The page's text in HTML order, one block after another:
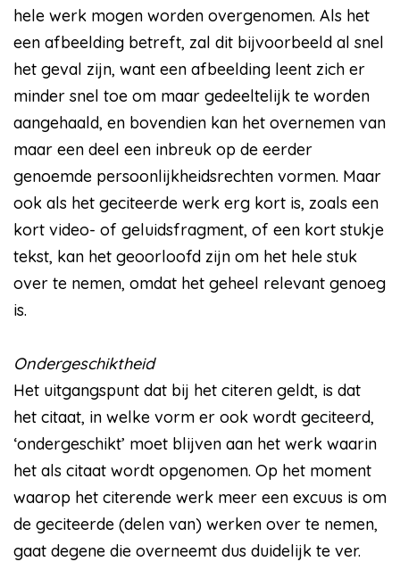
hele werk mogen worden overgenomen. Als het
een afbeelding betreft, zal dit bijvoorbeeld al snel
het geval zijn, want een afbeelding leent zich er
minder snel toe om maar gedeeltelijk te worden
aangehaald, en bovendien kan het overnemen van
maar een deel een inbreuk op de eerder
genoemde persoonlijkheidsrechten vormen. Maar
ook als het geciteerde werk erg kort is, zoals een
kort video- of geluidsfragment, of een kort stukje
tekst, kan het geoorloofd zijn om het hele stuk
over te nemen, omdat het geheel relevant genoeg
is.
Ondergeschiktheid
Het uitgangspunt dat bij het citeren geldt, is dat
het citaat, in welke vorm er ook wordt geciteerd,
‘ondergeschikt’ moet blijven aan het werk waarin
het als citaat wordt opgenomen. Op het moment
waarop het citerende werk meer een excuus is om
de geciteerde (delen van) werken over te nemen,
gaat degene die overneemt dus duidelijk te ver.